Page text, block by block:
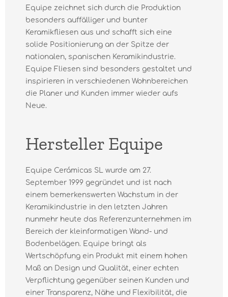
Equipe zeichnet sich durch die Produktion
besonders auffälliger und bunter
Keramikfliesen aus und schafft sich eine
solide Positionierung an der Spitze der
nationalen, spanischen Keramikindustrie.
Equipe Fliesen sind besonders gestaltet und
inspirieren in verschiedenen Wohnbereichen
die Planer und Kunden immer wieder aufs
Neue.
Hersteller Equipe
Equipe Cerámicas SL wurde am 27.
September 1999 gegründet und ist nach
einem bemerkenswerten Wachstum in der
Keramikindustrie in den letzten Jahren
nunmehr heute das Referenzunternehmen im
Bereich der kleinformatigen Wand- und
Bodenbelägen. Equipe bringt als
Wertschöpfung ein Produkt mit einem hohen
Maß an Design und Qualität, einer echten
Verpflichtung gegenüber seinen Kunden und
einer Transparenz, Nähe und Flexibilität, die